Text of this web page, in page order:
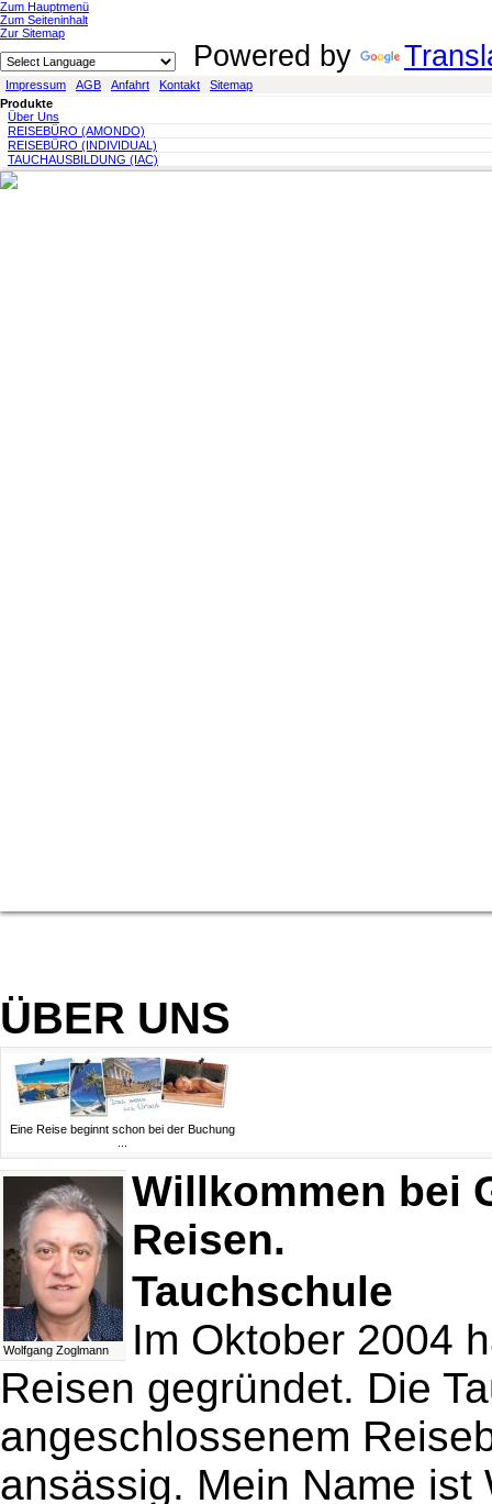
Zum Hauptmenü
Zum Seiteninhalt
Zur Sitemap
Powered by
Impressum AGB Anfahrt Kontakt
Sitemap
Produkte
Über Uns
REISEBÜRO (AMONDO)
REISEBÜRO (INDIVIDUAL)
TAUCHAUSBILDUNG (IAC)
ÜBER UNS
Eine Reise beginnt schon bei der Buchung
Wolfgang Zoglmann
Willkommen bei
Reisen.
Tauchschule
Im Oktober 2004
Reisen gegründet. Die
angeschlossenem
ansässig. Mein Name ist